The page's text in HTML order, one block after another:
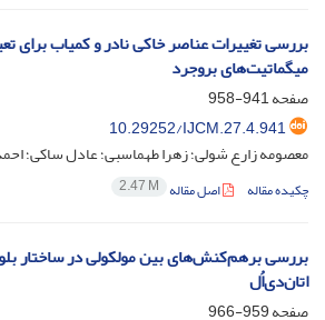
بررسی تغییرات عناصر خاکی نادر و کمیاب برای
میگماتیت‌های بروجرد
صفحه941-958
10.29252/IJCM.27.4.941
معصومه زارع شولی؛ زهرا طهماسبی؛ عادل ساکی؛
چکیده مقاله اصل مقاله 2.47 M
اتان‌دی‌اُل
صفحه959-966